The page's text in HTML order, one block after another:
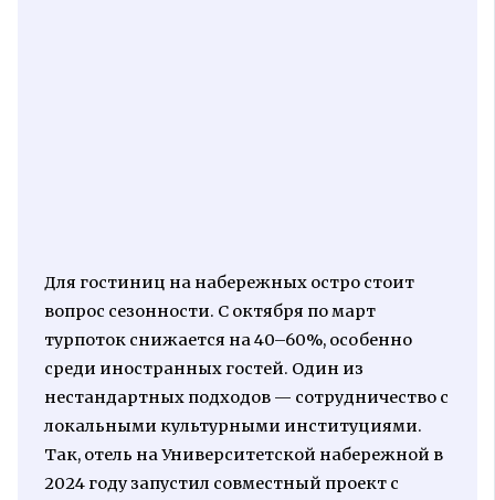
Для гостиниц на набережных остро стоит
вопрос сезонности. С октября по март
турпоток снижается на 40–60%, особенно
среди иностранных гостей. Один из
нестандартных подходов — сотрудничество с
локальными культурными институциями.
Так, отель на Университетской набережной в
2024 году запустил совместный проект с